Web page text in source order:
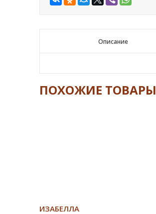
Описание
Описание
ПОХОЖИЕ ТОВАРЫ
ИЗАБЕЛЛА